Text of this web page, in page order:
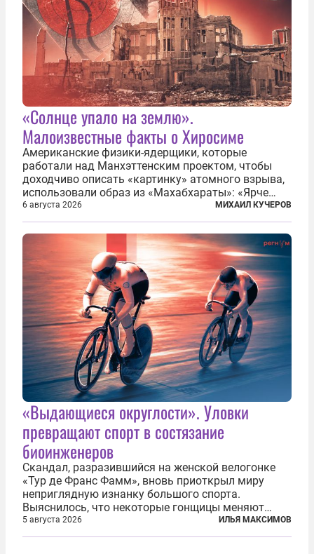
«Солнце упало на землю».
Малоизвестные факты о Хиросиме
Американские физики-ядерщики, которые
работали над Манхэттенским проектом, чтобы
доходчиво описать «картинку» атомного взрыва,
использовали образ из «Махабхараты»: «Ярче
тысячи солнц пылало это пламя». Не все жители
японских городов Хиросимы и Нагасаки, на
которых США в августе 1945 года поставили...
6 августа 2026 МИХАИЛ КУЧЕРОВ
«Выдающиеся округлости». Уловки
превращают спорт в состязание
биоинженеров
Скандал, разразившийся на женской велогонке
«Тур де Франс Фамм», вновь приоткрыл миру
неприглядную изнанку большого спорта.
Выяснилось, что некоторые гонщицы меняют
размер груди ради улучшения аэродинамики. За
фасадом труда, мастерства, упорства и
5 августа 2026 ИЛЬЯ МАКСИМОВ